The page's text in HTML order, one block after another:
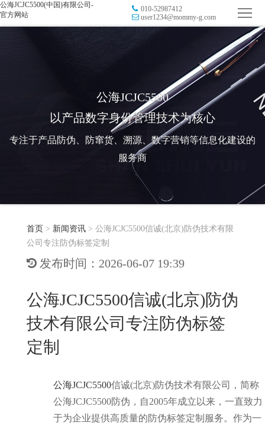
公海JCJC5500(中国)有限公司-
官方网站
010-52987412
user1234@mommy-g.com
首
签 营
慧
行
公海JCJC5500
以产品数字身份管理技术为核心
专注于产品防伪、防窜货、溯源、数字营销等信息化建设的
服务商
首页 > 新闻资讯> 公海JCJC5500信诚(北京)防伪技术有限
公司专注防伪标签定制
发布时间：2026-06-07 19:39
公海JCJC5500信诚(北京)防伪
技术有限公司专注防伪标签
定制
公海JCJC5500信诚(北京)防伪技术有限公司，简称
公海JCJC5500防伪，自2005年成立以来，一直致力
于为企业提供高质量的防伪标签定制服务。作为一